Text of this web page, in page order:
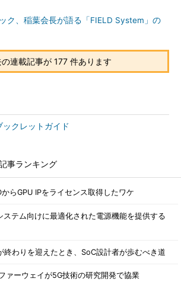
ク、稲葉会長が語る「FIELD System」の
連載記事が 177 件あります
クレットガイド
事ランキング
らGPU IPをライセンス取得したワケ
ステム向けに最適化された電源機能を提供する
終わりを迎えたとき、SoC設計者が歩むべき道
ァーウェイが5G技術の研究開発で協業